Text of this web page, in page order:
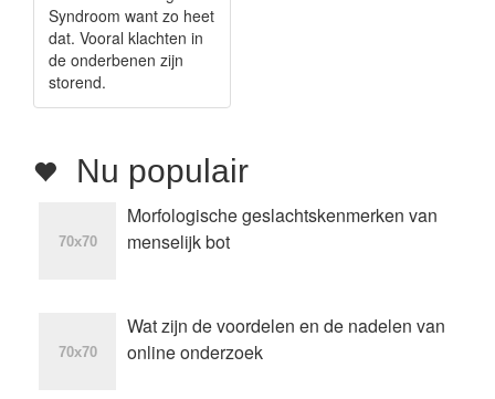
Syndroom want zo heet
dat. Vooral klachten in
de onderbenen zijn
storend.
Nu populair
Morfologische geslachtskenmerken van
menselijk bot
Wat zijn de voordelen en de nadelen van
online onderzoek